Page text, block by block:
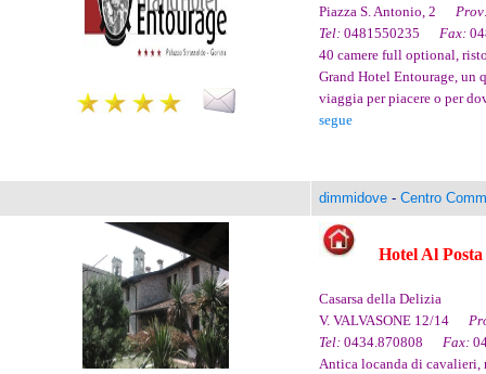
Piazza S. Antonio, 2
Tel: 0481550235 Fax:
40 camere full optional,
Grand Hotel Entourage, un
viaggia per piacere o per
segue
dimmidove- Centro
Hotel Al Posta
Casarsa della Delizia
V. VALVASONE 12/14
Tel: 0434.870808 Fax:
Antica locanda di cavalieri,